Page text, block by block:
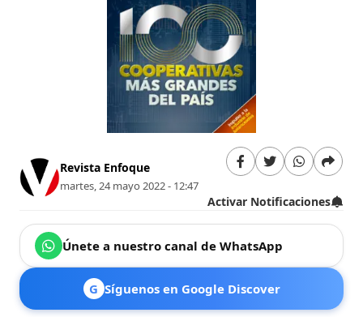
Revista Enfoque
martes, 24 mayo 2022 - 12:47
Activar Notificaciones
Únete a nuestro canal de WhatsApp
G Síguenos en Google Discover